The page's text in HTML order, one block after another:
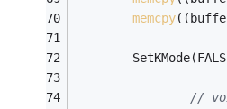
memcpy
//